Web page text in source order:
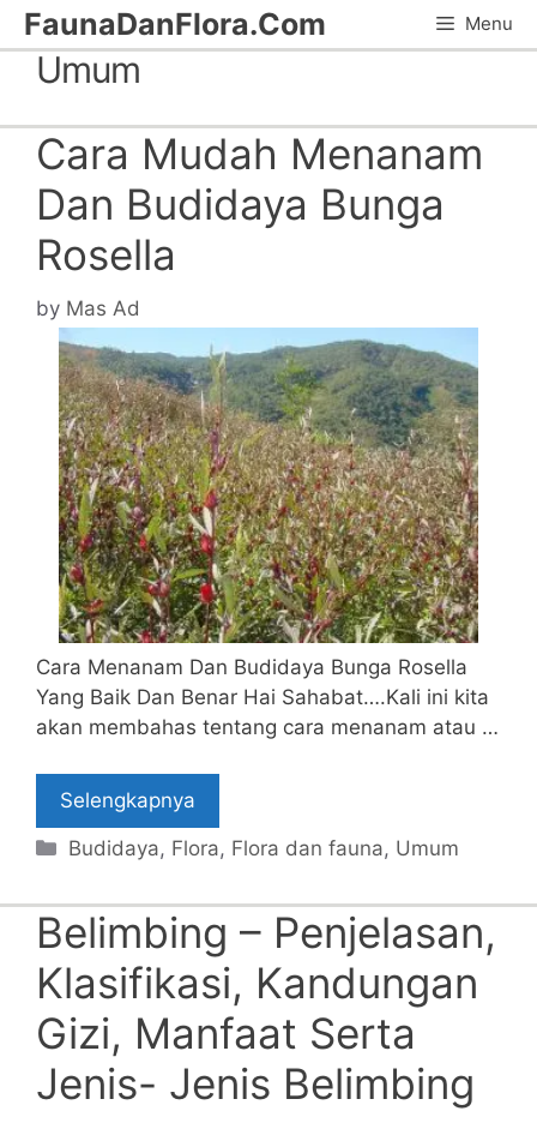
Skip
to
content
FaunaDanFlora.Com Menu
Umum
Cara Mudah Menanam
Dan Budidaya Bunga
Rosella
by Mas Ad
Cara Menanam Dan Budidaya Bunga Rosella
Yang Baik Dan Benar Hai Sahabat….Kali ini kita
akan membahas tentang cara menanam atau …
Selengkapnya
Categories
Budidaya, Flora, Flora dan fauna, Umum
Belimbing – Penjelasan,
Klasifikasi, Kandungan
Gizi, Manfaat Serta
Jenis- Jenis Belimbing